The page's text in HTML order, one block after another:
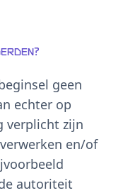
geen
echter op
verplicht zijn
en/of
autoriteit